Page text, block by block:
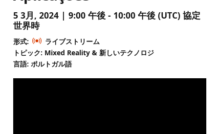
5 3月, 2024 | 9:00 午後 - 10:00 午後 (UTC) 協定
世界時
形式:
ライブストリーム
トピック: Mixed Reality & 新しいテクノロジ
言語: ポルトガル語